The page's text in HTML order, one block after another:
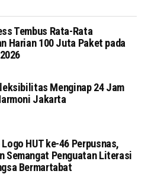
Tembus Rata-Rata
Harian 100 Juta Paket pada
Menginap 24 Jam
Jakarta
Logo HUT ke-46 Perpusnas,
Semangat Penguatan Literasi
Bermartabat